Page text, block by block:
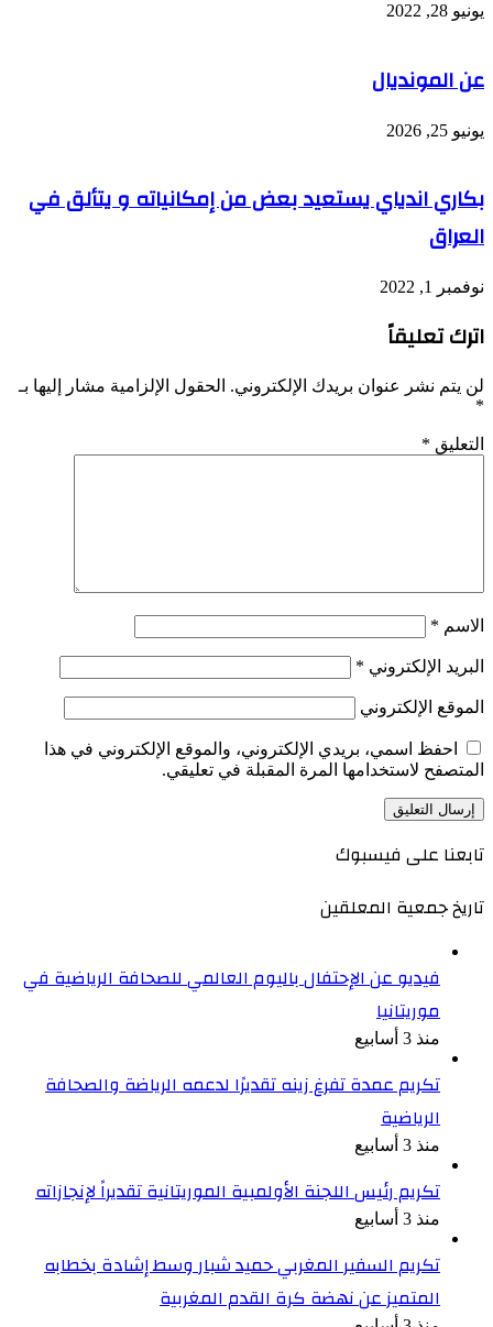
يونيو 28, 2022
عن المونديال
يونيو 25, 2026
بكاري اندياي يستعيد بعض من إمكانياته و يتألق في
العراق
نوفمبر 1, 2022
اترك تعليقاً
لن يتم نشر عنوان بريدك الإلكتروني. الحقول الإلزامية مشار إليها بـ
*
التعليق *
الاسم *
البريد الإلكتروني *
الموقع الإلكتروني
احفظ اسمي، بريدي الإلكتروني، والموقع الإلكتروني في هذا
المتصفح لاستخدامها المرة المقبلة في تعليقي.
تابعنا على فيسبوك
تاريخ جمعية المعلقين
فيديو عن الإحتفال باليوم العالمي للصحافة الرياضية في
موريتانيا
منذ 3 أسابيع
تكريم عمدة تفرغ زينه تقديرًا لدعمه الرياضة والصحافة
الرياضية
منذ 3 أسابيع
تكريم رئيس اللجنة الأولمبية الموريتانية تقديراً لإنجازاته
منذ 3 أسابيع
تكريم السفير المغربي حميد شبار وسط إشادة بخطابه
المتميز عن نهضة كرة القدم المغربية